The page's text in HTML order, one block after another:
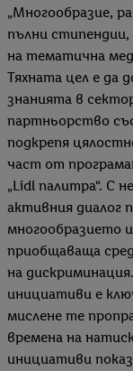
„Многообразие,
пълни
на тематична
Тяхната цел е да
знанията в
партньорство
подкрепя
част от
„Lidl палитра“. С
активния диалог
многообразието
приобщаваща
на
инициативи е
мислене те
времена на
инициативи